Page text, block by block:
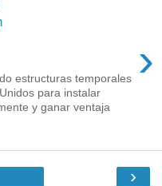
›
estructuras temporales
para instalar
y ganar ventaja
›